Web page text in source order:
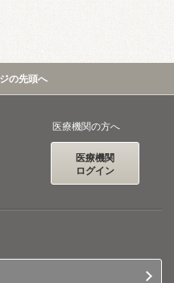
の先頭へ
医療機関の方へ
医療機関
ログイン